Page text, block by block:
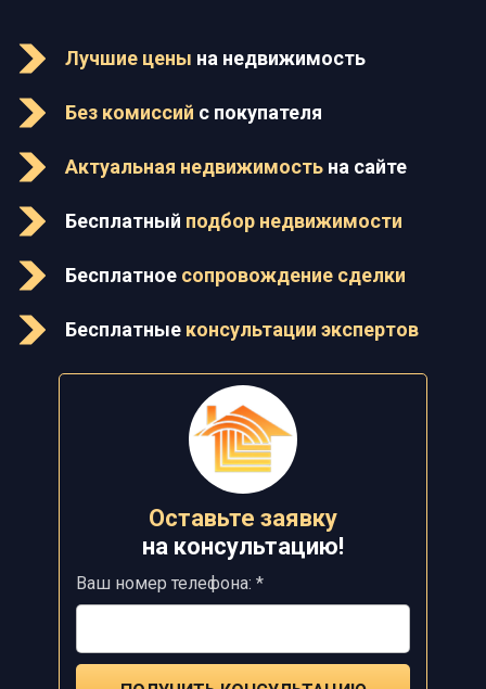
Лучшие цены на недвижимость
Без комиссий с покупателя
Актуальная недвижимость на сайте
Бесплатный подбор недвижимости
Бесплатное сопровождение сделки
Бесплатные консультации экспертов
Оставьте заявку
на консультацию!
Ваш номер телефона: *